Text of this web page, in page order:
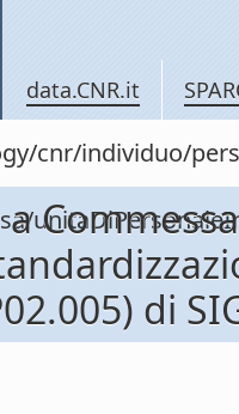
data.CNR.it
cnr/individuo/
di